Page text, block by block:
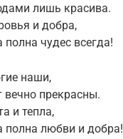
лишь красива.
и добра,
чудес всегда!
наши,
вечно прекрасны.
и тепла,
любви и добра!